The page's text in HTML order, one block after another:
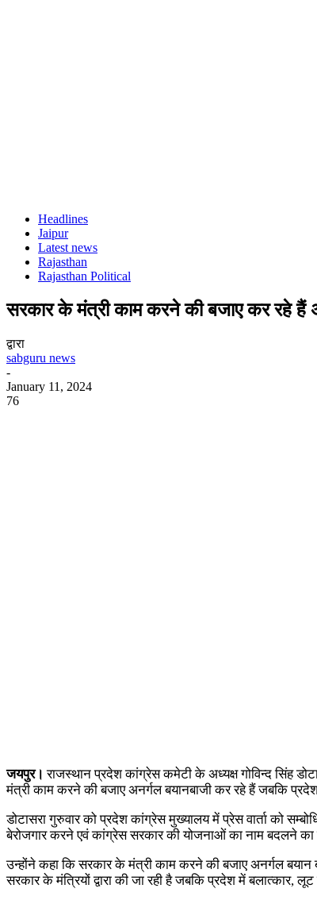
Headlines
Jaipur
Latest news
Rajasthan
Rajasthan Political
सरकार के मंत्री काम करने की बजाए कर रहे हैं
द्वारा
sabguru news
-
January 11, 2024
76
जयपुर। राजस्थान प्रदेश कांग्रेस कमेटी के अध्यक्ष गोविन्द सिंह
मंत्री काम करने की बजाए अनर्गल बयानबाजी कर रहे हैं जबकि
डोटासरा गुरुवार को प्रदेश कांग्रेस मुख्यालय में प्रेस वार्ता को
बेरोजगार करने एवं कांग्रेस सरकार की योजनाओं का नाम बदलने का
उन्होंने कहा कि सरकार के मंत्री काम करने की बजाए अनर्गल बयान
सरकार के मंत्रियों द्वारा की जा रही है जबकि प्रदेश में बलात्कार,